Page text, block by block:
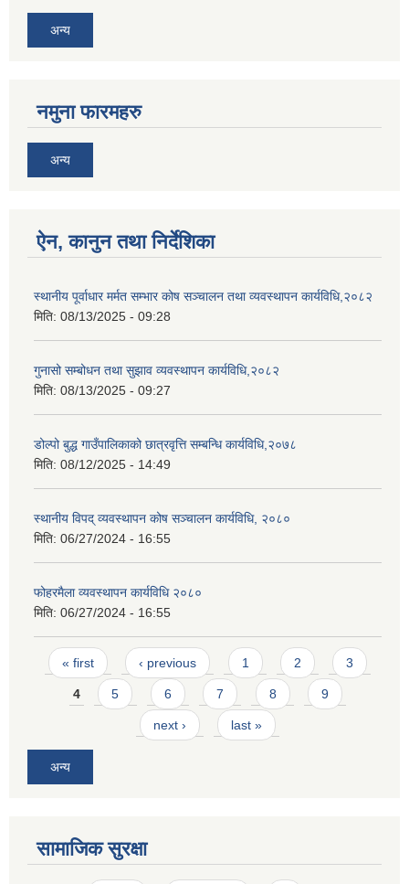
अन्य
नमुना फारमहरु
अन्य
ऐन, कानुन तथा निर्देशिका
स्थानीय पूर्वाधार मर्मत सम्भार कोष सञ्चालन तथा व्यवस्थापन कार्यविधि,२०८२
मिति: 08/13/2025 - 09:28
गुनासो सम्बोधन तथा सुझाव व्यवस्थापन कार्यविधि,२०८२
मिति: 08/13/2025 - 09:27
डोल्पो बुद्ध गाउँपालिकाको छात्रवृत्ति सम्बन्धि कार्यविधि,२०७८
मिति: 08/12/2025 - 14:49
स्थानीय विपद् व्यवस्थापन कोष सञ्चालन कार्यविधि, २०८०
मिति: 06/27/2024 - 16:55
फोहरमैला व्यवस्थापन कार्यविधि २०८०
मिति: 06/27/2024 - 16:55
Pages
« first ‹ previous 1 2 3
4 5 6 7 8 9
next › last »
अन्य
सामाजिक सुरक्षा